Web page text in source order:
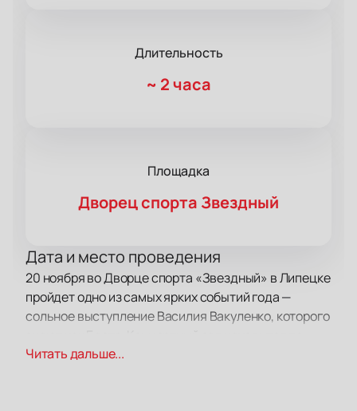
Длительность
~ 2 часа
Площадка
Дворец спорта Звездный
Дата и место проведения
20 ноября во Дворце спорта «Звездный» в Липецке
пройдет одно из самых ярких событий года —
сольное выступление Василия Вакуленко, которого
адресу: ул. Валентины Терешковой, 13. Здесь
Читать дальше...